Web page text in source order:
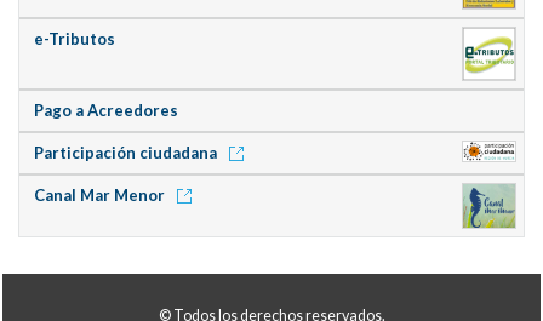
e-Tributos
Pago a Acreedores
Participación ciudadana
Canal Mar Menor
© Todos los derechos reservados.